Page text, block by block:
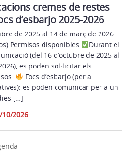
cremes de restes
d’esbarjo 2025-2026
de 2025 al 14 de març de 2026
Permisos disponibles
Durant el
(del 16 d’octubre de 2025 al
es poden sol·licitar els
Focs d’esbarjo (per a
es poden comunicar per a un
[…]
10/2026